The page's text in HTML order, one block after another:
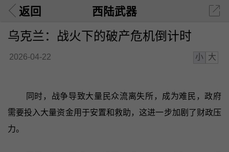
返回 西陆武器
乌克兰：战火下的破产危机倒计时
2026-04-22 小 大
同时，战争导致大量民众流离失所，成为难民，政府
需要投入大量资金用于安置和救助，这进一步加剧了财政压
力。